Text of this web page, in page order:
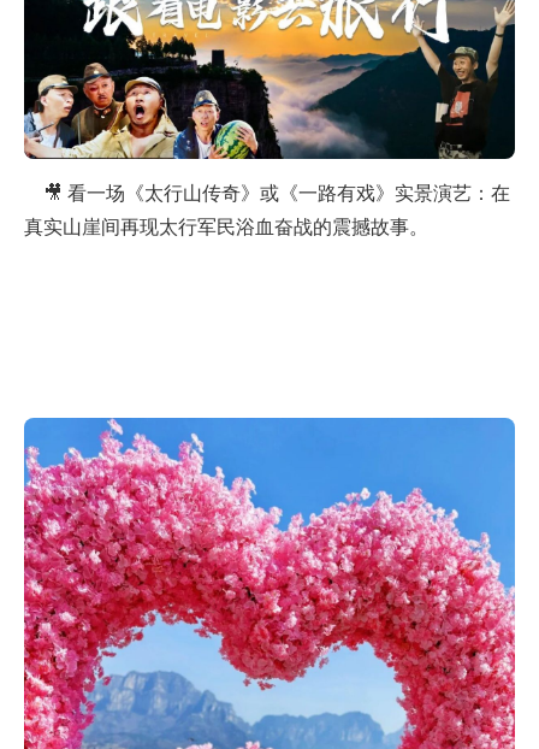
🎥 看一场《太行山传奇》或《一路有戏》实景演艺：在
真实山崖间再现太行军民浴血奋战的震撼故事。